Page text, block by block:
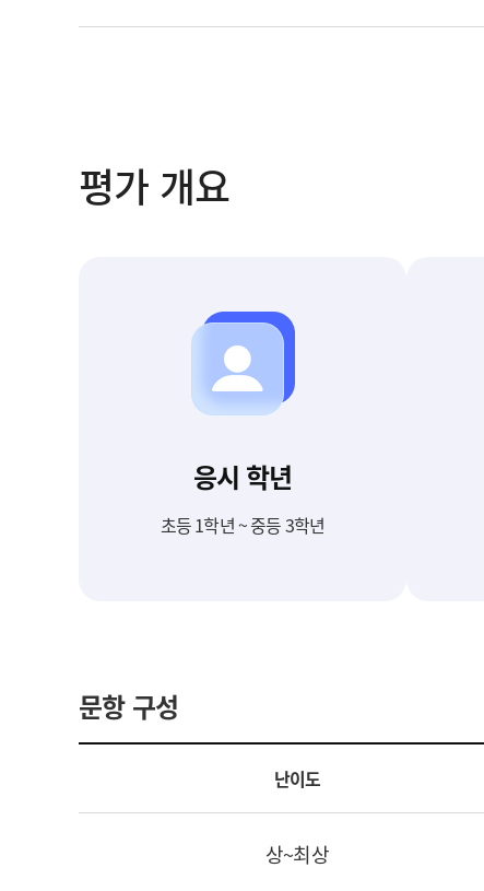
평가 개요
응시 학년
초등 1학년 ~ 중등 3학년
문항 구성
난이도
상~최상